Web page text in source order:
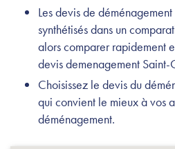
Les devis de
synthétisés dans un
alors comparer rapidement
devis demenagement
Choisissez le devis du
qui convient le mieux à vos
déménagement.